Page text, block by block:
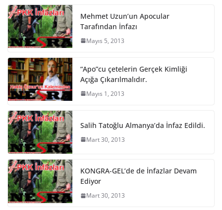
Mehmet Uzun’un Apocular
Tarafından İnfazı
Mayıs 5, 2013
“Apo”cu çetelerin Gerçek Kimliği
Açığa Çıkarılmalıdır.
Mayıs 1, 2013
Salih Tatoğlu Almanya’da İnfaz Edildi.
Mart 30, 2013
KONGRA-GEL’de de İnfazlar Devam
Ediyor
Mart 30, 2013